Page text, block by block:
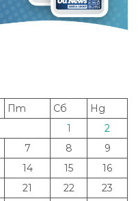
Пт Сб
Нд
1
2
7 8
9
14 15
16
21 22
23